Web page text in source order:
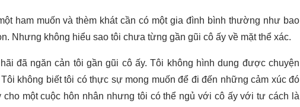
ham muốn và thèm khát cần có một gia đình bình thường như bao
Nhưng không hiểu sao tôi chưa từng gần gũi cô ấy về mặt thể xác.
đã ngăn cản tôi gần gũi cô ấy. Tôi không hình dung được chuyện
không biết tôi có thực sự mong muốn để đi đến những cảm xúc đó
cho một cuộc hôn nhân nhưng tôi có thể ngủ với cô ấy với tư cách là